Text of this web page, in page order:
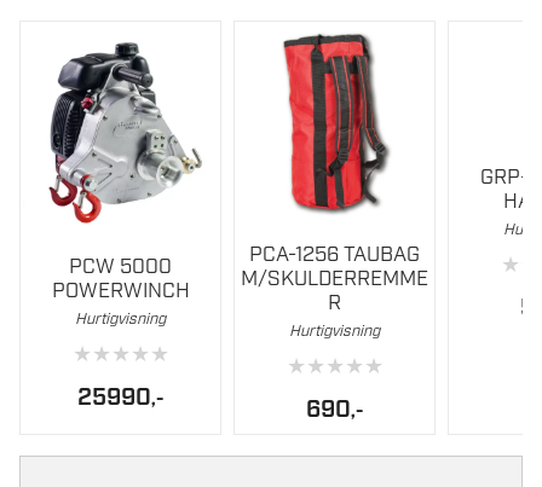
PCW 5000
POWERWINCH
Hurtigvisning
★★★★★
25990,-
PCA-1256 TAUBAG
M/SKULDERREMME
R
Hurtigvisning
★★★★★
690,-
GRP-
★